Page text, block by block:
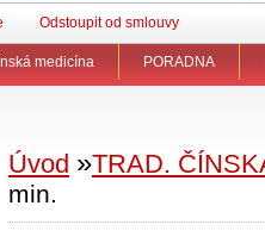
Odstoupit od smlouvy
medicína PORADNA
Úvod »TRAD.
min.